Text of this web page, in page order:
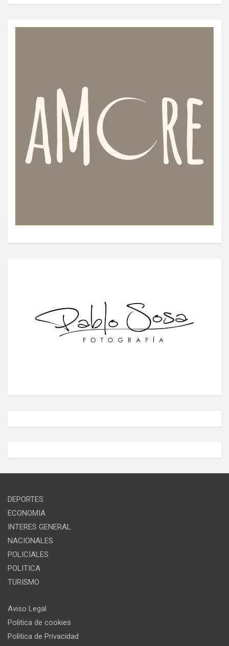
DEPORTES
ECONOMIA
INTERES GENERAL
NACIONALES
POLICIALES
POLITICA
TURISMO
Aviso Legal
Politica de cookies
Politica de Privacidad